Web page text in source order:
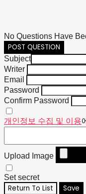
No Questions Have
POST QUESTION
Subject
Writer
Email
Password
Confirm Password
개인정보 수집 및 이용
Upload Image
Set secret
Return To List Save